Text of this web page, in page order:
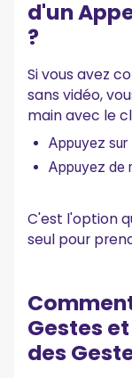
d'un
?
Si vous avez
sans vidéo,
main avec le
Appuyez sur
Appuyez de
C'est l'option
seul pour
Gestes
des